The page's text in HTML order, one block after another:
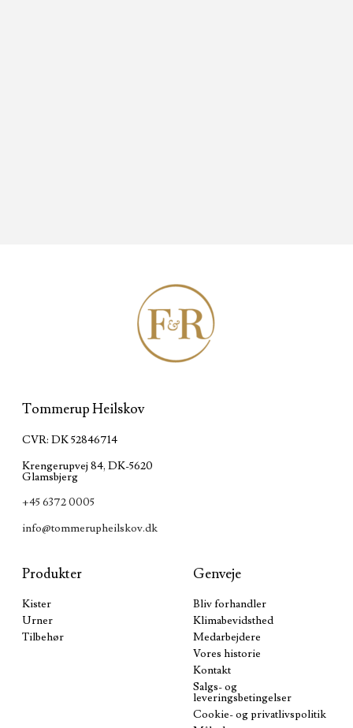
Tommerup Heilskov
CVR: DK 52846714
Krengerupvej 84, DK-5620
Glamsbjerg
+45 6372 0005
info@tommerupheilskov.dk
Produkter
Kister
Urner
Tilbehør
Genveje
Bliv forhandler
Klimabevidsthed
Medarbejdere
Vores historie
Kontakt
Salgs- og
leveringsbetingelser
Cookie- og privatlivspolitik